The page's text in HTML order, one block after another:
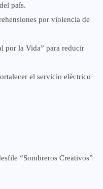
país.
por violencia de
por la Vida” para reducir
el servicio eléctrico
“Sombreros Creativos”